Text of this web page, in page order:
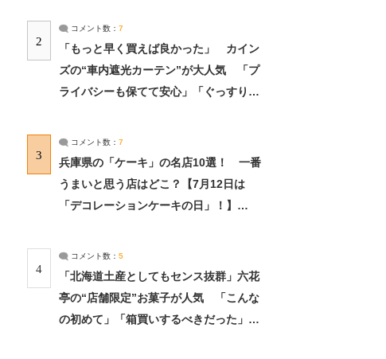
2
コメント数： 7
「もっと早く買えば良かった」 カイン
ズの“車内遮光カーテン”が大人気 「プ
ライバシーも保てて安心」「ぐっすり眠
3
コメント数： 7
兵庫県の「ケーキ」の名店10選！ 一番
うまいと思う店はどこ？【7月12日は
「デコレーションケーキの日」！】
4
コメント数： 5
「北海道土産としてもセンス抜群」六花
亭の“店舗限定”お菓子が人気 「こんな
の初めて」「箱買いするべきだった」